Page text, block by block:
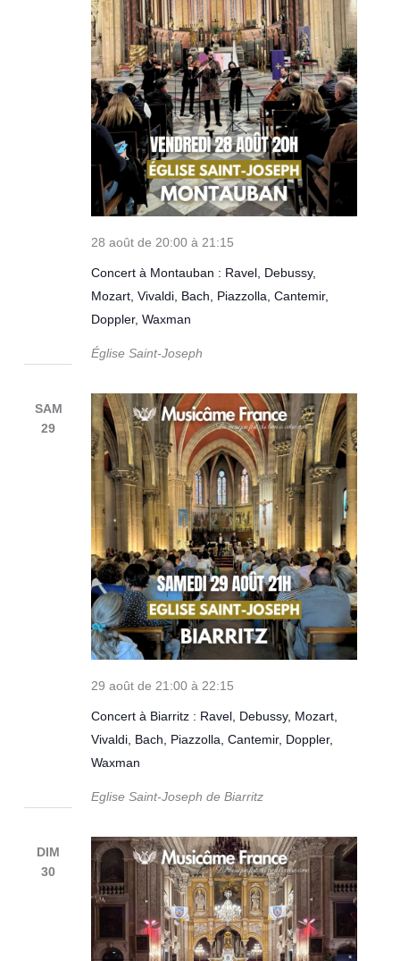
Concert à Montauban : Ravel, Debussy,
Mozart, Vivaldi, Bach, Piazzolla, Cantemir,
Doppler, Waxman
28 août de 20:00 à 21:15
Église Saint-Joseph
SAM
29
Concert à Biarritz : Ravel, Debussy, Mozart,
Vivaldi, Bach, Piazzolla, Cantemir, Doppler,
Waxman
29 août de 21:00 à 22:15
Eglise Saint-Joseph de Biarritz
DIM
30